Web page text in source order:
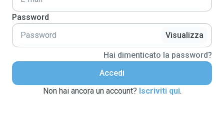
Password
Visualizza
Hai dimenticato la password?
Accedi
Non hai ancora un account? Iscriviti qui.